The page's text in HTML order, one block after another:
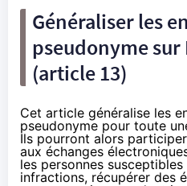
Généraliser les
pseudonyme
(article 13)
Cet article généralise les
pseudonyme pour toute
Ils pourront alors
aux échanges
les personnes
infractions, récupérer des